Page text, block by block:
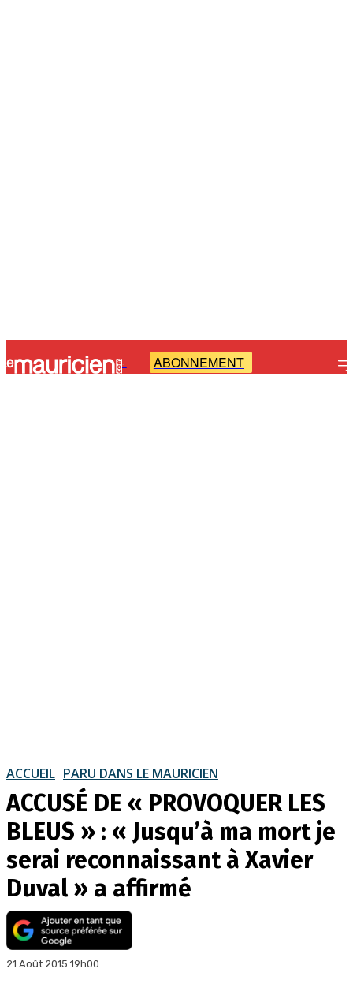
- ABONNEMENT
ACCUEIL PARU DANS LE MAURICIEN
ACCUSÉ DE « PROVOQUER LES
BLEUS » : « Jusqu’à ma mort je
serai reconnaissant à Xavier
Duval » a affirmé
21 Août 2015 19h00